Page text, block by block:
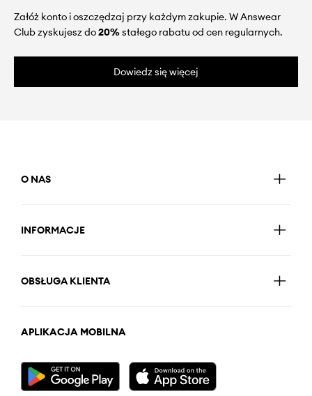
Załóż konto i oszczędzaj przy każdym zakupie. W Answear
Club zyskujesz do20%stałego rabatu od cen regularnych.
Dowiedz się więcej
O NAS
INFORMACJE
OBSŁUGA KLIENTA
APLIKACJA MOBILNA